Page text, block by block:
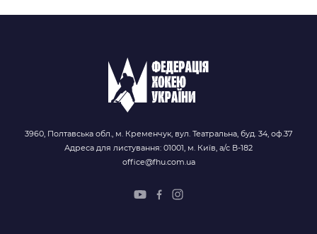
3960, Полтавська обл., м. Кременчук, вул. Театральна, буд. 34, оф.37
Адреса для листування: 01001, м. Київ, а/с В-182
office@fhu.com.ua